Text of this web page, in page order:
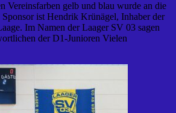
Vereinsfarben gelb und blau wurde an die
ist Hendrik Krünägel, Inhaber der
Im Namen der Laager SV 03 sagen
der D1-Junioren Vielen